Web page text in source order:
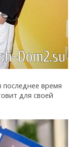
время
для своей